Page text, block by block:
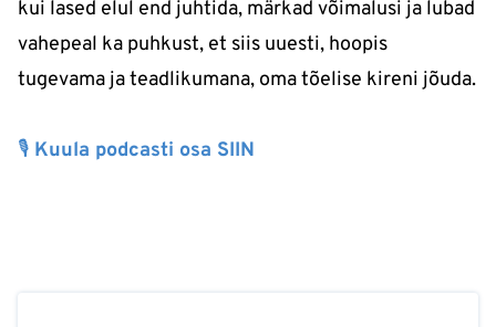
kui lased elul end juhtida, märkad võimalusi ja lubad
vahepeal ka puhkust, et siis uuesti, hoopis
tugevama ja teadlikumana, oma tõelise kireni jõuda.
🎙 Kuula podcasti osa SIIN